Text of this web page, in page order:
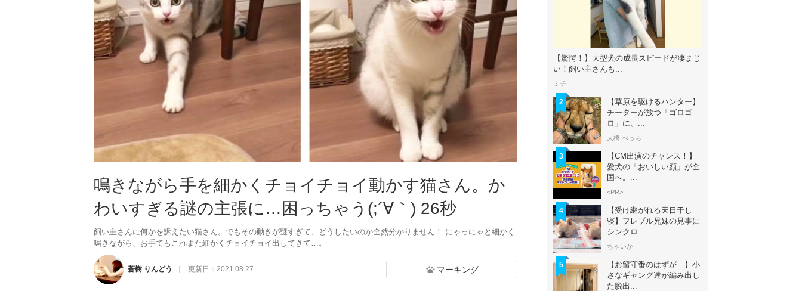
鳴きながら手を細かくチョイチョイ動かす猫さん。か
わいすぎる謎の主張に…困っちゃう(;´∀｀) 26秒
飼い主さんに何かを訴えたい猫さん。でもその動きが謎すぎて、どうしたいのか全然分かりません！ にゃっにゃと細かく
鳴きながら、お手てもこれまた細かくチョイチョイ出してきて…。
蒼樹 りんどう 更新日： 2021.08.27 マーキング
【驚愕！】大型犬の成長スピードが凄まじ
い！飼い主さんも...
ミチ
2
【草原を駆けるハンター】
チーターが放つ「ゴロゴ
ロ」に、...
大橋 ぺっち
3
【CM出演のチャンス！】
愛犬の「おいしい顔」が全
国へ。...
<PR>
4
【受け継がれる天日干し
寝】フレブル兄妹の見事に
シンクロ...
ちゃいか
5
【お留守番のはずが…】小
さなギャング達が編み出し
た脱出...